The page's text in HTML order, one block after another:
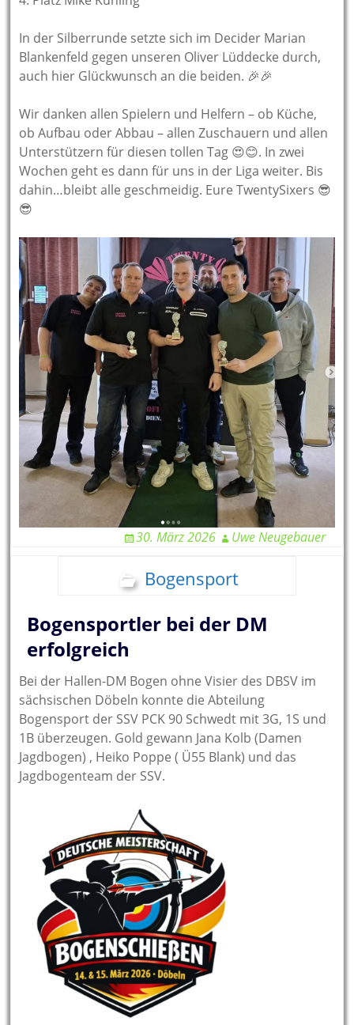
In der Silberrunde setzte sich im Decider Marian
Blankenfeld gegen unseren Oliver Lüddecke durch,
auch hier Glückwunsch an die beiden. 🎉🎉
Wir danken allen Spielern und Helfern – ob Küche,
ob Aufbau oder Abbau – allen Zuschauern und allen
Unterstützern für diesen tollen Tag 😍😊. In zwei
Wochen geht es dann für uns in der Liga weiter. Bis
dahin…bleibt alle geschmeidig. Eure TwentySixers 😎
😎
30. März 2026 Uwe Neugebauer
Bogensport
Bogensportler bei der DM
erfolgreich
Bei der Hallen-DM Bogen ohne Visier des DBSV im
sächsischen Döbeln konnte die Abteilung
Bogensport der SSV PCK 90 Schwedt mit 3G, 1S und
1B überzeugen. Gold gewann Jana Kolb (Damen
Jagdbogen) , Heiko Poppe ( Ü55 Blank) und das
Jagdbogenteam der SSV.